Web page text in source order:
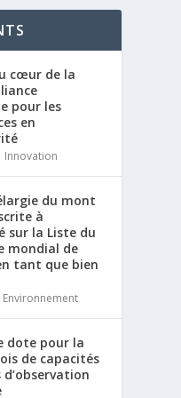
cœur de la
pour les
en
Innovation
du mont
à
sur la Liste du
mondial de
en tant que bien
Environnement
dote pour la
de capacités